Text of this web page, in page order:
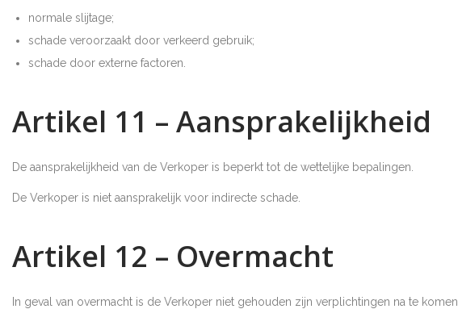
normale slijtage;
schade veroorzaakt door verkeerd gebruik;
schade door externe factoren.
Artikel 11 – Aansprakelijkheid
De aansprakelijkheid van de Verkoper is beperkt tot de wettelijke bepalingen.
De Verkoper is niet aansprakelijk voor indirecte schade.
Artikel 12 – Overmacht
In geval van overmacht is de Verkoper niet gehouden zijn verplichtingen na te komen.